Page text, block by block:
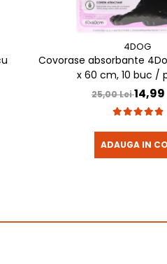
4DOG
Covorase absorbante
x 60 cm, 10 buc /
25,00 Lei14,99
ADAUGA IN